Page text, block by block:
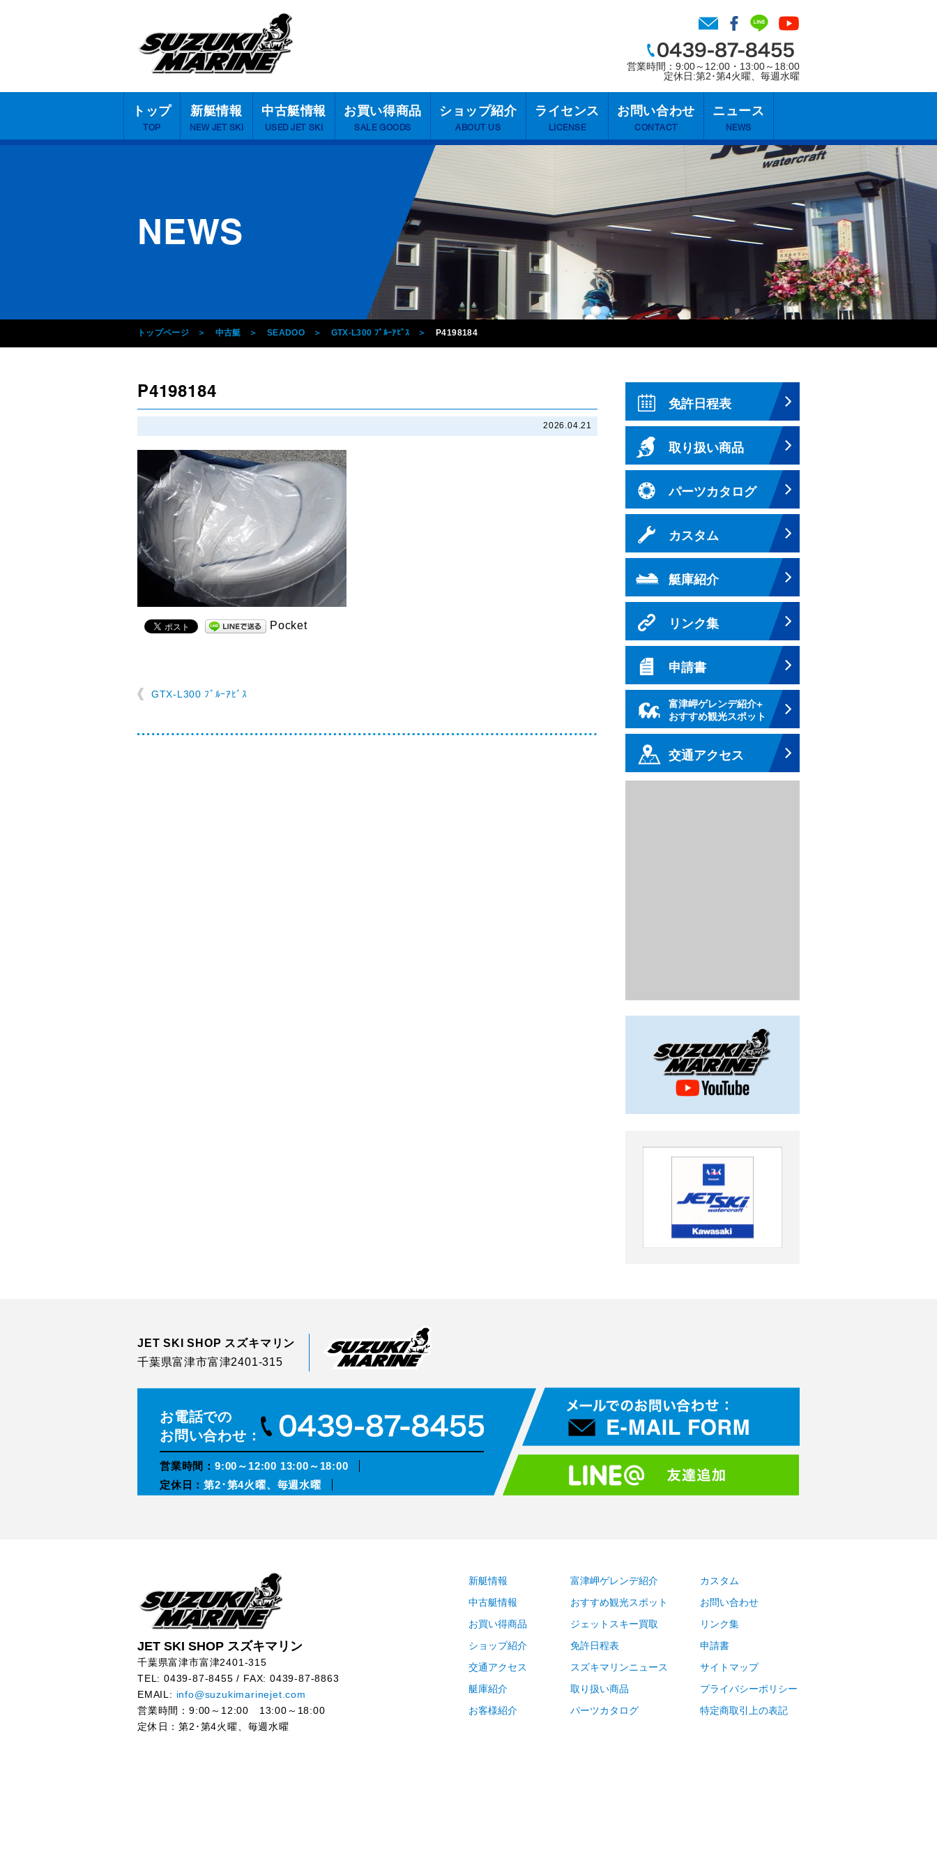
営業時間：9:00～12:00・13:00～18:00
定休日:第2･第4火曜、毎週水曜
トップ
TOP
新艇情報
NEW JET SKI
中古艇情報
USED JET SKI
お買い得商品
SALE GOODS
ショップ紹介
ABOUT US
ライセンス
LICENSE
お問い合わせ
CONTACT
ニュース
NEWS
NEWS
トップページ 中古艇 SEADOO GTX-L300 ﾌﾞﾙｰｱﾋﾞｽ P4198184
P4198184
2026.04.21
Pocket
GTX-L300 ﾌﾞﾙｰｱﾋﾞｽ
免許日程表
取り扱い商品
パーツカタログ
カスタム
艇庫紹介
リンク集
申請書
富津岬ゲレンデ紹介+
おすすめ観光スポット
交通アクセス
JET SKI SHOP スズキマリン
千葉県富津市富津2401-315
お電話での
お問い合わせ：
営業時間： 9:00～12:00 13:00～18:00
定休日：第2･第4火曜、毎週水曜
JET SKI SHOP スズキマリン
千葉県富津市富津2401-315
TEL: 0439-87-8455 / FAX: 0439-87-8863
EMAIL: info@suzukimarinejet.com
営業時間：9:00～12:00 13:00～18:00
定休日：第2･第4火曜、毎週水曜
新艇情報
中古艇情報
お買い得商品
ショップ紹介
交通アクセス
艇庫紹介
お客様紹介
富津岬ゲレンデ紹介
おすすめ観光スポット
ジェットスキー買取
免許日程表
スズキマリンニュース
取り扱い商品
パーツカタログ
カスタム
お問い合わせ
リンク集
申請書
サイトマップ
プライバシーポリシー
特定商取引上の表記